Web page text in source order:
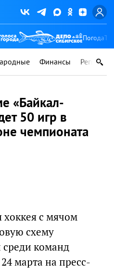
Погода
Финансы Регионы
«Байкал-
50 игр в
чемпионата
хоккея с мячом
схему
команд
марта на пресс-